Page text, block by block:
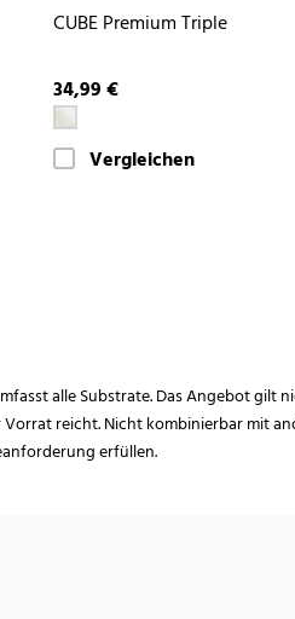
CUBE Premium Triple
34,99 €
Vergleichen
alle Substrate. Das Angebot gilt
reicht. Nicht kombinierbar mit
erfüllen.